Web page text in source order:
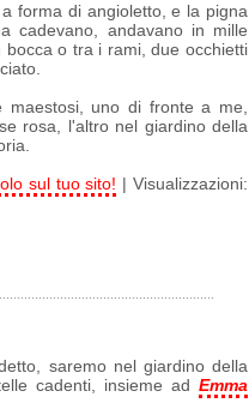
forma di angioletto, e la pigna
cadevano, andavano in mille
o tra i rami, due occhietti
uno di fronte a me,
rosa, l'altro nel giardino della
sul tuo sito! | Visualizzazioni:
saremo nel giardino della
cadenti, insieme ad Emma